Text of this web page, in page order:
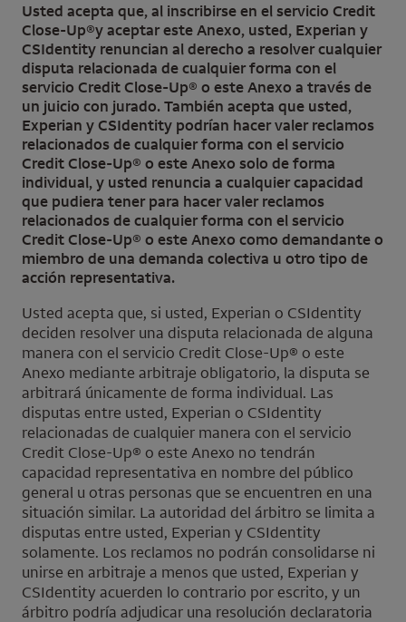
Usted acepta que, al inscribirse en el servicio Credit
Close-Up®y aceptar este Anexo, usted, Experian y
CSIdentity renuncian al derecho a resolver cualquier
disputa relacionada de cualquier forma con el
servicio Credit Close-Up® o este Anexo a través de
un juicio con jurado. También acepta que usted,
Experian yCSIdentity podrían hacer valer reclamos
relacionados de cualquier forma con el servicio
Credit Close-Up® o este Anexo solo de forma
individual, y usted renuncia a cualquier capacidad
que pudiera tener para hacer valer reclamos
relacionados de cualquier forma con el servicio
Credit Close-Up® o este Anexo como demandante o
miembro de una demanda colectiva u otro tipo de
acción representativa.
Usted acepta que, si usted, Experian o CSIdentity
deciden resolver una disputa relacionada de alguna
manera con el servicio Credit Close-Up® o este
Anexo mediante arbitraje obligatorio, la disputa se
arbitrará únicamente de forma individual. Las
disputas entre usted, Experian o CSIdentity
relacionadas de cualquier manera con el servicio
Credit Close-Up® o este Anexo no tendrán
capacidad representativa en nombre del público
general u otras personas que se encuentren en una
situación similar. La autoridad del árbitro se limita a
disputas entre usted, Experian y CSIdentity
solamente. Los reclamos no podrán consolidarse ni
unirse en arbitraje a menos que usted, Experian y
CSIdentity acuerden lo contrario por escrito, y un
árbitro podría adjudicar una resolución declaratoria